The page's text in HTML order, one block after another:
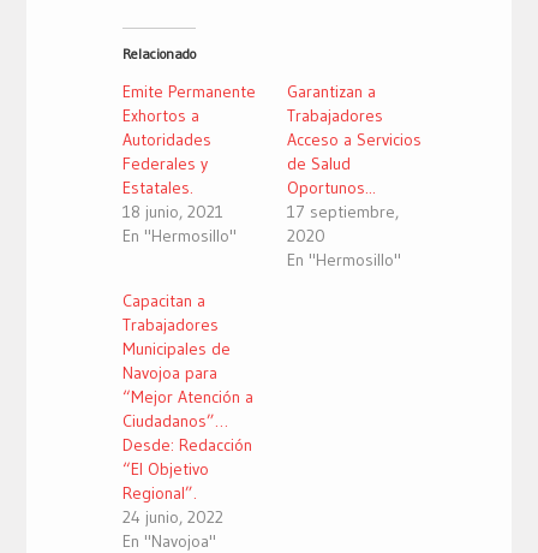
Twitter
abre
una
ventana
nueva)
una
ventana
una
ventana
nueva)
Relacionado
Emite Permanente
Exhortos a
Autoridades
Federales y
Estatales.
18 junio, 2021
En "Hermosillo"
Garantizan a
Trabajadores
Acceso a Servicios
de Salud
Oportunos...
17 septiembre,
2020
En "Hermosillo"
Capacitan a
Trabajadores
Municipales de
Navojoa para
“Mejor Atención a
Ciudadanos”…
Desde: Redacción
“El Objetivo
Regional”.
24 junio, 2022
En "Navojoa"